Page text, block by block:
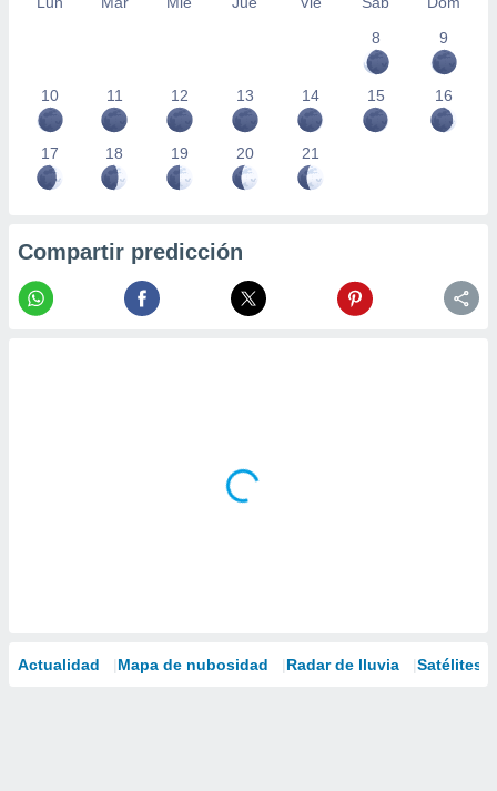
8
9
10 11 12 13 14 15 16
17 18 19 20 21
Compartir predicción
Actualidad Mapa de nubosidad Radar de lluvia Satélites